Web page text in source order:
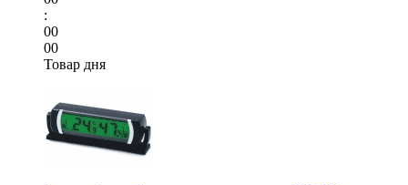
:
00
00
Товар дня